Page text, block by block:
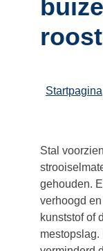
Startpagina
Stal
gehouden.
verhoogd
kunststof of